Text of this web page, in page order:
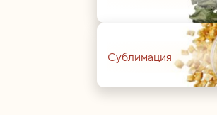
Сублимация